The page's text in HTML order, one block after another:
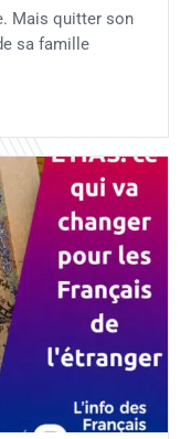
Mais quitter son
sa famille